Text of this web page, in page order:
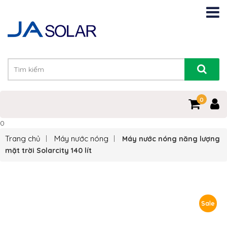
0
0
Trang chủ Máy nước nóng
Máy nước nóng năng lượng
mặt trời Solarcity 140 lít
Sale